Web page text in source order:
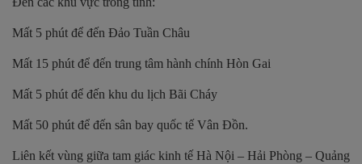
Mất 5 phút để đến Đảo Tuần Châu
Mất 15 phút để đến trung tâm hành chính Hòn Gai
Mất 5 phút để đến khu du lịch Bãi Cháy
Mất 50 phút để đến sân bay quốc tế Vân Đồn.
Liên kết vùng giữa tam giác kinh tế Hà Nội – Hải Phòng – Quảng